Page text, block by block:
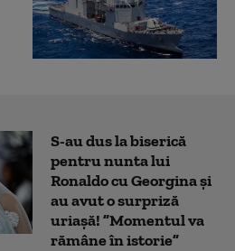
S-au dus la biserică
pentru nunta lui
Ronaldo cu Georgina și
au avut o surpriză
uriașă! ”Momentul va
rămâne în istorie”